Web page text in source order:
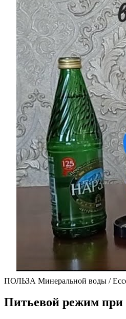
ПОЛЬЗА Минеральной воды /
Питьевой режим при